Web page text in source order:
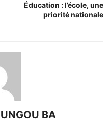
Éducation : l’école, une
priorité nationale
BA